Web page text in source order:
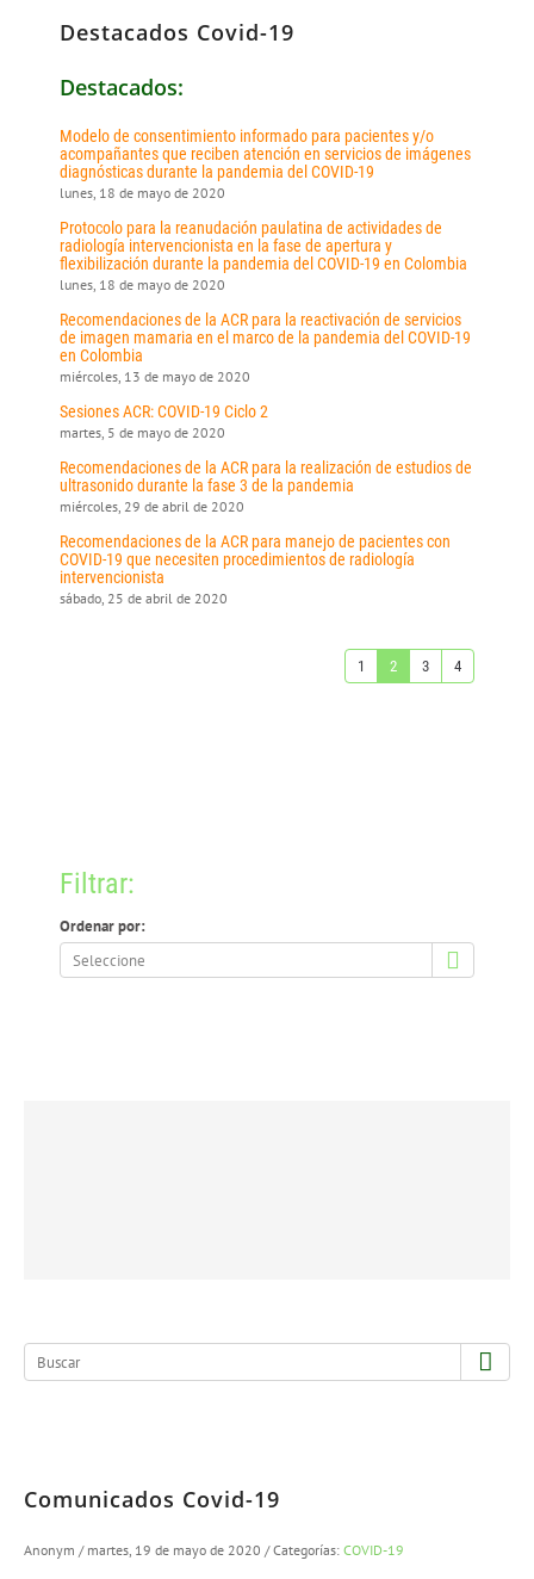
Destacados Covid-19
Destacados:
Modelo de consentimiento informado para pacientes y/o
acompañantes que reciben atención en servicios de imágenes
diagnósticas durante la pandemia del COVID-19
lunes, 18 de mayo de 2020
Protocolo para la reanudación paulatina de actividades de
radiología intervencionista en la fase de apertura y
flexibilización durante la pandemia del COVID-19 en Colombia
lunes, 18 de mayo de 2020
Recomendaciones de la ACR para la reactivación de servicios
de imagen mamaria en el marco de la pandemia del COVID-19
en Colombia
miércoles, 13 de mayo de 2020
Sesiones ACR: COVID-19 Ciclo 2
martes, 5 de mayo de 2020
Recomendaciones de la ACR para la realización de estudios de
ultrasonido durante la fase 3 de la pandemia
miércoles, 29 de abril de 2020
Recomendaciones de la ACR para manejo de pacientes con
COVID-19 que necesiten procedimientos de radiología
intervencionista
sábado, 25 de abril de 2020
1 2 3 4
Filtrar:
Ordenar por:
Ordenar
Comunicados Covid-19
Anonym / martes, 19 de mayo de 2020 / Categorías: COVID-19